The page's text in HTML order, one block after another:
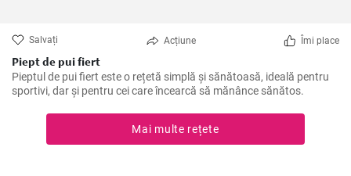
Salvați Acțiune Îmi place
Piept de pui fiert
Pieptul de pui fiert este o rețetă simplă și sănătoasă, ideală pentru
sportivi, dar și pentru cei care încearcă să mănânce sănătos.
Mai multe rețete